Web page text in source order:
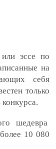
эссе по
на
себя
только
шедевра
10 080